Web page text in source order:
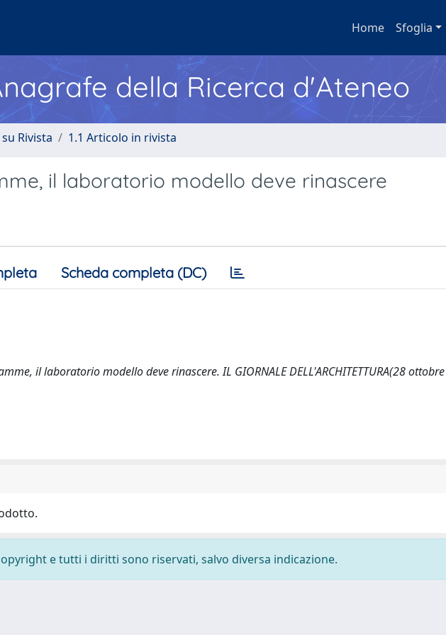
Home Sfoglia
della Ricerca d'Ateneo
Rivista 1.1 Articolo in rivista
il laboratorio modello deve rinascere
Scheda completa (DC)
il laboratorio modello deve rinascere. IL GIORNALE DELL'ARCHITETTURA(28 ottobre
e tutti i diritti sono riservati, salvo diversa indicazione.